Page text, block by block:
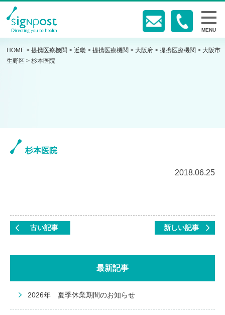
MENU
HOME >提携医療機関 >近畿 >提携医療機関 > 大阪府 >提携医療機関 > 大阪市
生野区 >杉本医院
杉本医院
2018.06.25
古い記事 新しい記事
最新記事
2026年 夏季休業期間のお知らせ